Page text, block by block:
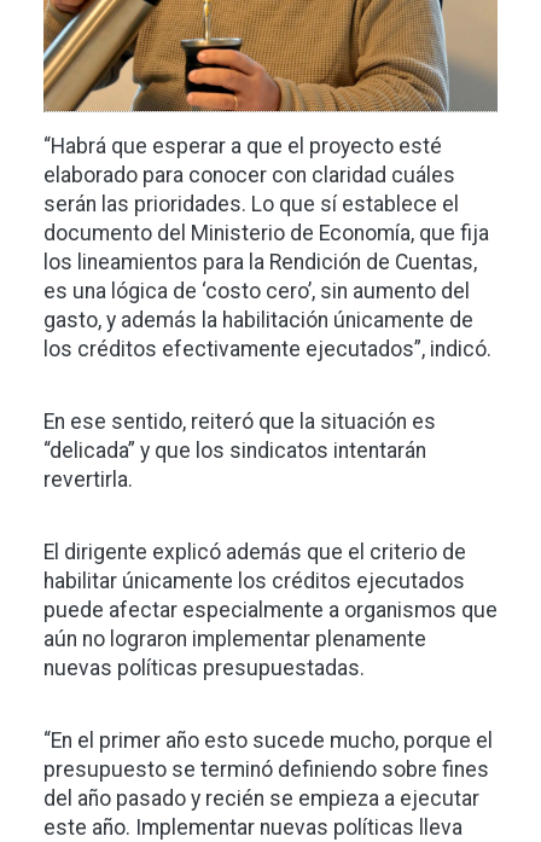
“Habrá que esperar a que el proyecto esté
elaborado para conocer con claridad cuáles
serán las prioridades. Lo que sí establece el
documento del Ministerio de Economía, que fija
los lineamientos para la Rendición de Cuentas,
es una lógica de ‘costo cero’, sin aumento del
gasto, y además la habilitación únicamente de
los créditos efectivamente ejecutados”, indicó.
En ese sentido, reiteró que la situación es
“delicada” y que los sindicatos intentarán
revertirla.
El dirigente explicó además que el criterio de
habilitar únicamente los créditos ejecutados
puede afectar especialmente a organismos que
aún no lograron implementar plenamente
nuevas políticas presupuestadas.
“En el primer año esto sucede mucho, porque el
presupuesto se terminó definiendo sobre fines
del año pasado y recién se empieza a ejecutar
este año. Implementar nuevas políticas lleva